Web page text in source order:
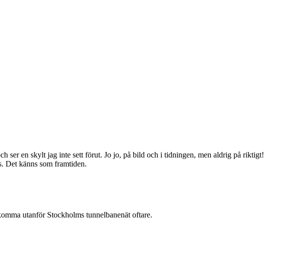
ser en skylt jag inte sett förut. Jo jo, på bild och i tidningen, men aldrig på riktigt!
Det känns som framtiden.
utanför Stockholms tunnelbanenät oftare.